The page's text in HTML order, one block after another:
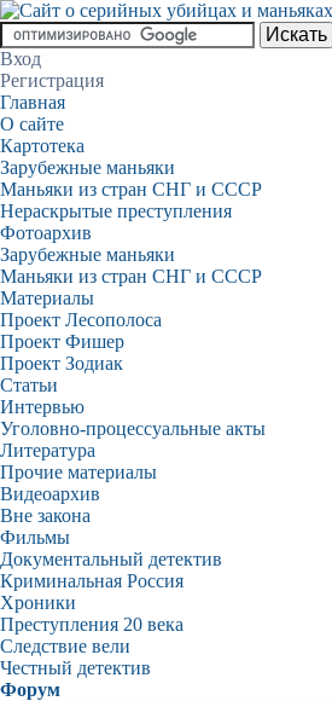
Вход
Регистрация
Главная
О сайте
Картотека
Зарубежные маньяки
Маньяки из стран СНГ и СССР
Нераскрытые преступления
Фотоархив
Зарубежные маньяки
Маньяки из стран СНГ и СССР
Материалы
Проект Лесополоса
Проект Фишер
Проект Зодиак
Статьи
Интервью
Уголовно-процессуальные акты
Литература
Прочие материалы
Видеоархив
Вне закона
Фильмы
Документальный детектив
Криминальная Россия
Хроники
Преступления 20 века
Следствие вели
Честный детектив
Форум